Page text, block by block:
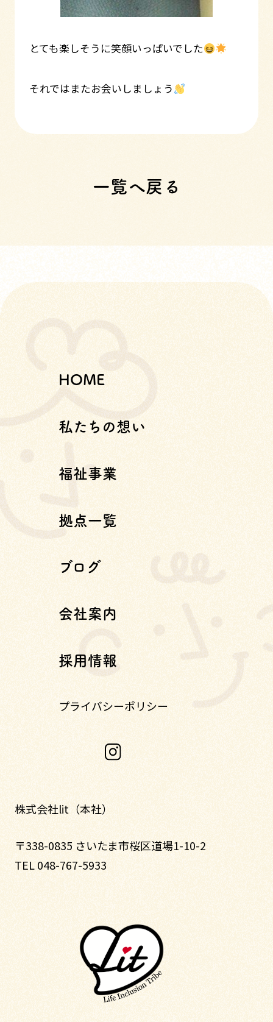
とても楽しそうに笑顔いっぱいでした
それではまたお会いしましょう
一覧へ戻る
HOME
私たちの想い
福祉事業
拠点一覧
ブログ
会社案内
採用情報
プライバシーポリシー
株式会社lit（本社）
〒338-0835 さいたま市桜区道場1-10-2
TEL 048-767-5933